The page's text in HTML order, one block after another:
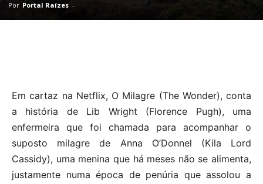
Por Portal Raízes -
Em cartaz na Netflix, O Milagre (The Wonder), conta
a história de Lib Wright (Florence Pugh), uma
enfermeira que foi chamada para acompanhar o
suposto milagre de Anna O’Donnel (Kila Lord
Cassidy), uma menina que há meses não se alimenta,
justamente numa época de penúria que assolou a